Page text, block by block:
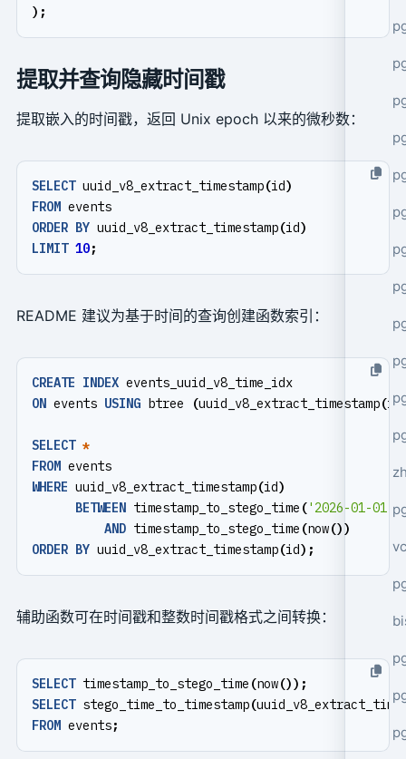
);
提取并查询隐藏时间戳
提取嵌入的时间戳，返回 Unix epoch 以来的微秒数：
SELECT uuid_v8_extract_timestamp(id)
FROM events
ORDER BY uuid_v8_extract_timestamp(id)
LIMIT 10;
README 建议为基于时间的查询创建函数索引：
CREATE INDEX events_uuid_v8_time_idx
ON events USING btree (uuid_v8_extract_timestamp(id
SELECT *
FROM events
WHERE uuid_v8_extract_timestamp(id)
BETWEEN timestamp_to_stego_time ('2026-01-01'
AND timestamp_to_stego_time (now())
ORDER BY uuid_v8_extract_timestamp(id);
辅助函数可在时间戳和整数时间戳格式之间转换：
SELECT timestamp_to_stego_time (now());
SELECT stego_time_to_timestamp(
FROM events;